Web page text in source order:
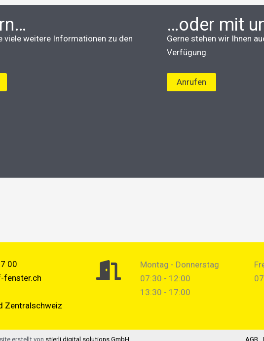
viele weitere Informationen zu den
…oder mit
Gerne stehen wir Ihnen
Verfügung.
Anrufen
00
fenster.ch
Zentralschweiz
Montag - Donnerstag
07:30 - 12:00
13:30 - 17:00
erstellt von stierli digital solutions GmbH AGB